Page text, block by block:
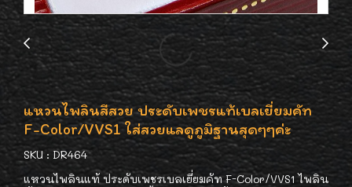
แหวนไพลินสีสวย ประดับเพชรแท้เบลเยี่ยมคัท
F-Color/VVS1 ใส่สวยแลดูภูมิฐานสุดๆๆค่ะ
SKU : DR464
แหวนไพลินแท้ ประดับเพชรเบลเยี่ยมคัท F-Color/VVS1 ไพลิน